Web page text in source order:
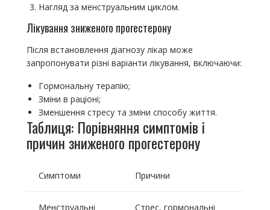
Нагляд за менструальним циклом.
Лікування зниженого прогестерону
Після встановлення діагнозу лікар може
запропонувати різні варіанти лікування, включаючи:
Гормональну терапію;
Зміни в раціоні;
Зменшення стресу та зміни способу життя.
Таблиця: Порівняння симптомів і
причин зниженого прогестерону
Симптоми Причини
Менструальні Стрес, гормональні